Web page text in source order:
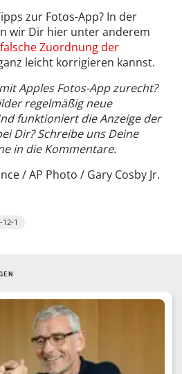
zur Fotos-App? In der
wir Dir hier unter anderem
falsche Zuordnung der
leicht korrigieren kannst.
Apples Fotos-App zurecht?
regelmäßig neue
funktioniert die Anzeige der
Dir? Schreibe uns Deine
in die Kommentare.
/ AP Photo / Gary Cosby Jr.
12-1